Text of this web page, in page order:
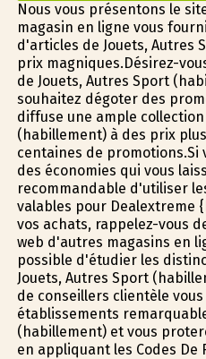
Nous vous présentons le
magasin en ligne vous
d'articles de Jouets, Autres
prix magnifiques.Désirez-
de Jouets, Autres Sport
souhaitez dégoter des
diffuse une ample
(habillement) à des prix
centaines de promotions.Si
des économies qui vous
recommandable d'utiliser
valables pour Dealextreme
vos achats, rappelez-vous
web d'autres magasins en
possible d'étudier les
Jouets, Autres Sport
de conseillers clientèle
établissements
(habillement) et vous
en appliquant les Codes De